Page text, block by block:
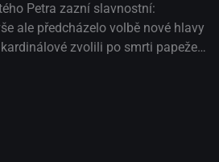
Petra zazní slavnostní:
ale předcházelo volbě nové hlavy
zvolili po smrti papeže
italského režiséra Nanniho
otázky víry s přesahy k Darwinovi,